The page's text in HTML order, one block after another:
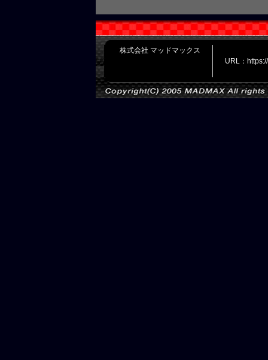
株式会社 マッドマックス
URL：